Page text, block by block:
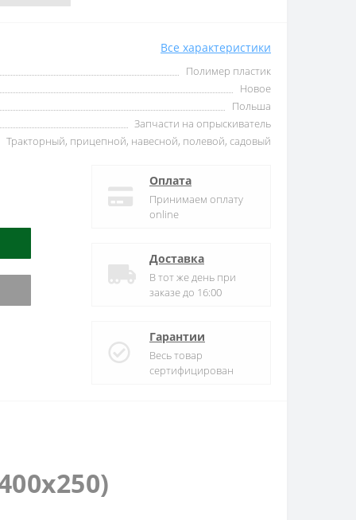
Все характеристики
Полимер пластик
Новое
Польша
Запчасти на опрыскиватель
Тракторный, прицепной, навесной, полевой, садовый
Оплата
Принимаем оплату
online
Доставка
В тот же день при
заказе до 16:00
Гарантии
Весь товар
сертифицирован